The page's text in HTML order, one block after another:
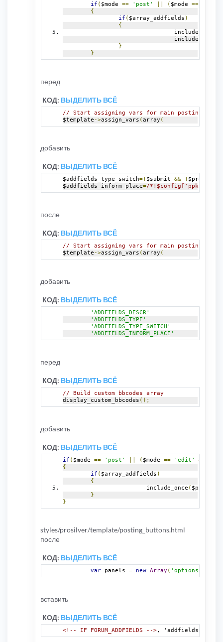
if ( $mode == 'post' ( $mode ==
{
if ( $array_addfields )
{
				include_once
				include_once
}
}
перед
КОД: ВЫДЕЛИТЬ ВСЁ
// Start assigning vars for main posting
$template ->assign_vars (array (
добавить
КОД: ВЫДЕЛИТЬ ВСЁ
$addfields_type_switch=! $submit && ! $preview
$addfields_inform_place=/
после
КОД: ВЫДЕЛИТЬ ВСЁ
// Start assigning vars for main posting
$template ->assign_vars ( array (
добавить
КОД: ВЫДЕЛИТЬ ВСЁ
'ADDFIELDS_DESCR'
'ADDFIELDS_TYPE'
'ADDFIELDS_TYPE_SWITCH'
'ADDFIELDS_INFORM_PLACE'
перед
КОД: ВЫДЕЛИТЬ ВСЁ
// Build custom bbcodes array
display_custom_bbcodes ();
добавить
КОД: ВЫДЕЛИТЬ ВСЁ
if ( $mode == 'post' ( $mode == 'edit' &&
{
if ( $array_addfields )
{
			include_once
(
}
}
styles/prosilver/template/posting_buttons.html
после
КОД: ВЫДЕЛИТЬ ВСЁ
var panels = new Array ( 'options-panel'
вставить
КОД: ВЫДЕЛИТЬ ВСЁ
<!-- IF FORUM_ADDFIELDS -->, 'addfields-panel'